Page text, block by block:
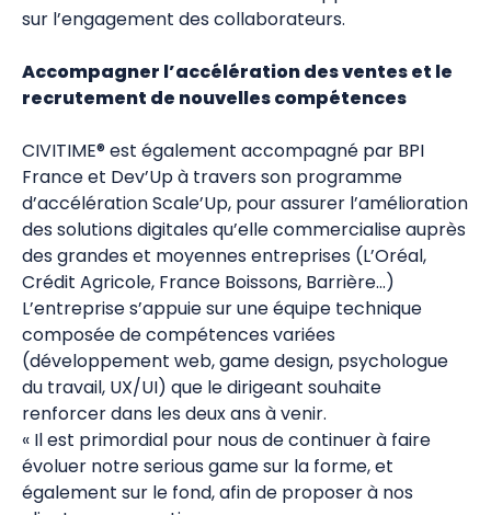
sur l’engagement des collaborateurs.
Accompagner l’accélération des ventes et le
recrutement de nouvelles compétences
CIVITIME® est également accompagné par BPI
France et Dev’Up à travers son programme
d’accélération Scale’Up, pour assurer l’amélioration
des solutions digitales qu’elle commercialise auprès
des grandes et moyennes entreprises (L’Oréal,
Crédit Agricole, France Boissons, Barrière…)
L’entreprise s’appuie sur une équipe technique
composée de compétences variées
(développement web, game design, psychologue
du travail, UX/UI) que le dirigeant souhaite
renforcer dans les deux ans à venir.
« Il est primordial pour nous de continuer à faire
évoluer notre serious game sur la forme, et
également sur le fond, afin de proposer à nos